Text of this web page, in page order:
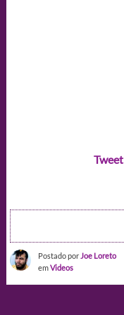
Tweet
Postado por Joe Loreto
emVideos